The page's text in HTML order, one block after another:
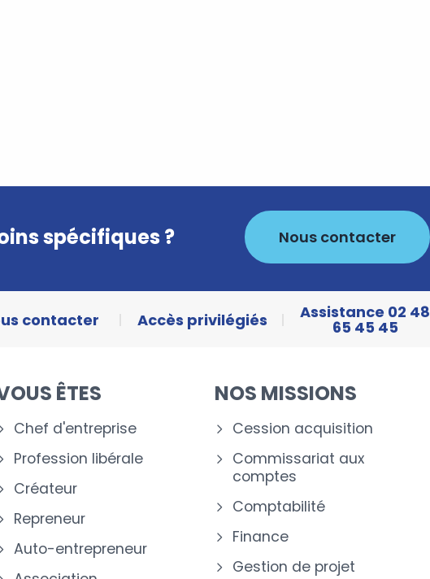
spécifiques ? Nous contacter
contacter Accès privilégiés Assistance 02 48
65 45 45
ÊTES
Chef d'entreprise
Profession libérale
Créateur
Repreneur
Auto-entrepreneur
NOS MISSIONS
Cession acquisition
Commissariat aux
comptes
Comptabilité
Finance
Gestion de projet